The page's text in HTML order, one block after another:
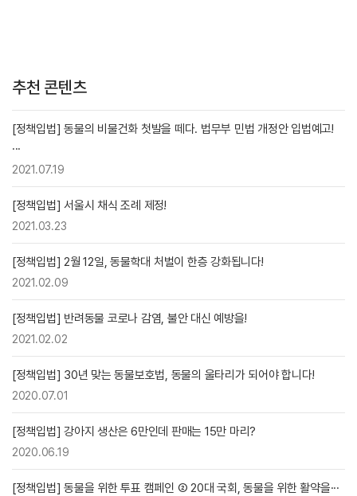
추천 콘텐츠
[정책입법] 동물의 비물건화 첫발을 떼다. 법무부 민법 개정안 입법예고!
···
2021.07.19
[정책입법] 서울시 채식 조례 제정!
2021.03.23
[정책입법] 2월 12일, 동물학대 처벌이 한층 강화됩니다!
2021.02.09
[정책입법] 반려동물 코로나 감염, 불안 대신 예방을!
2021.02.02
[정책입법] 30년 맞는 동물보호법, 동물의 울타리가 되어야 합니다!
2020.07.01
[정책입법] 강아지 생산은 6만인데 판매는 15만 마리?
2020.06.19
[정책입법] 동물을 위한 투표 캠페인 ② 20대 국회, 동물을 위한 활약을···